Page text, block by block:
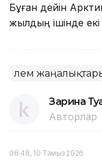
Бұған дейін
жылдың ішінде
Әлем
Зарина
Авторлар
06:48, 10 Тамыз 2026